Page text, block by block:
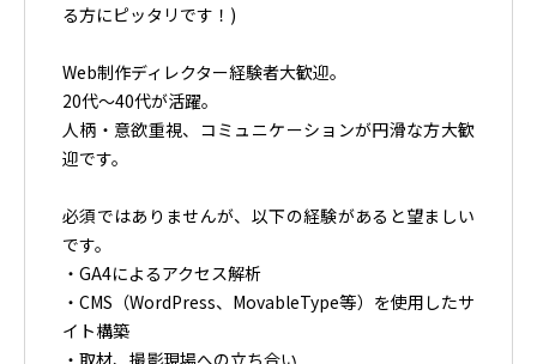
る方にピッタリです！)
Web制作ディレクター経験者大歓迎。
20代～40代が活躍。
人柄・意欲重視、コミュニケーションが円滑な方大歓
迎です。
必須ではありませんが、以下の経験があると望ましい
です。
・GA4によるアクセス解析
・CMS（WordPress、MovableType等）を使用したサ
イト構築